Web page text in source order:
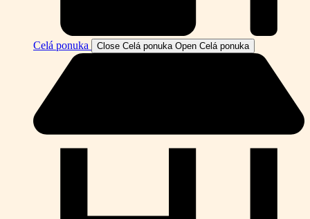
Celá ponuka Close Celá ponuka Open Celá ponuka